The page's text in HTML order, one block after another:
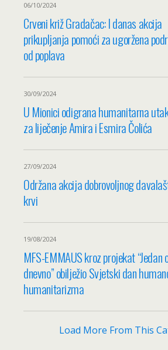
06/10/2024
Crveni križ Gradačac: I danas akcija
prikupljanja pomoći za ugoržena
od poplava
30/09/2024
U Mionici odigrana humanitarna
za liječenje Amira i Esmira Čolića
27/09/2024
Održana akcija dobrovoljnog
krvi
19/08/2024
MFS-EMMAUS kroz projekat “Jedan
dnevno” obilježio Svjetski dan
humanitarizma
Load More From This